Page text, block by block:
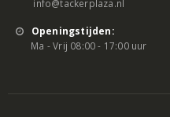
info@tackerplaza.nl
Openingstijden:
Ma - Vrij 08:00 - 17:00 uur